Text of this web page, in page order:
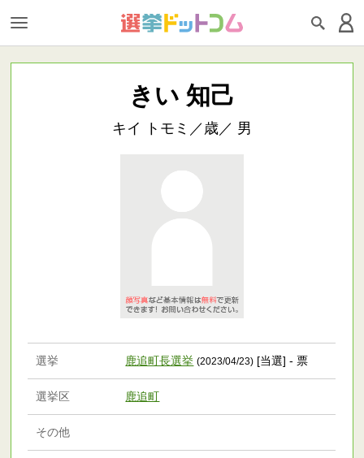
きい 知己
キイ トモミ／歳／ 男
選挙 鹿追町長選挙 (2023/04/23) [当選] - 票
選挙区 鹿追町
その他